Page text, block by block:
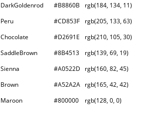
DarkGoldenrod
#B8860B
rgb(184, 134, 11)
Peru
#CD853F
rgb(205, 133, 63)
Chocolate
#D2691E
rgb(210, 105, 30)
SaddleBrown
#8B4513
rgb(139, 69, 19)
Sienna
#A0522D
rgb(160, 82, 45)
Brown
#A52A2A rgb(165, 42, 42)
Maroon
#800000 rgb(128, 0, 0)